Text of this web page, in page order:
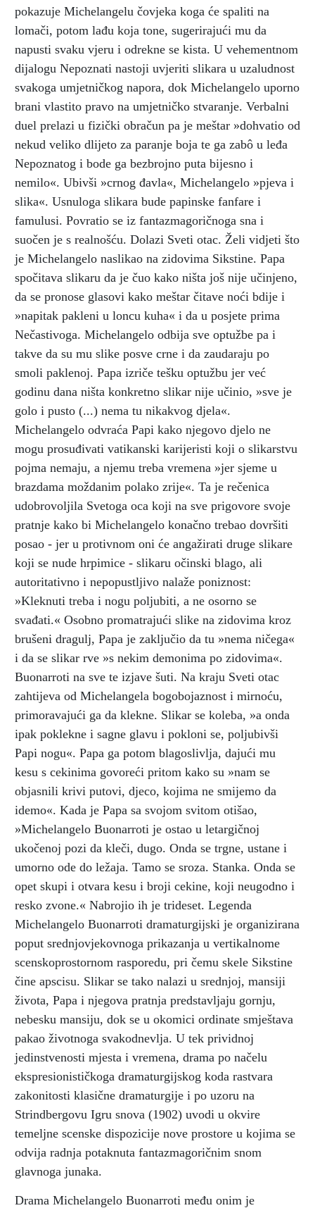
pokazuje Michelangelu čovjeka koga će spaliti na
lomači, potom lađu koja tone, sugerirajući mu da
napusti svaku vjeru i odrekne se kista. U vehementnom
dijalogu Nepoznati nastoji uvjeriti slikara u uzaludnost
svakoga umjetničkog napora, dok Michelangelo uporno
brani vlastito pravo na umjetničko stvaranje. Verbalni
duel prelazi u fizički obračun pa je meštar »dohvatio od
nekud veliko dlijeto za paranje boja te ga zabô u leđa
Nepoznatog i bode ga bezbrojno puta bijesno i
nemilo«. Ubivši »crnog đavla«, Michelangelo »pjeva i
slika«. Usnuloga slikara bude papinske fanfare i
famulusi. Povratio se iz fantazmagoričnoga sna i
suočen je s realnošću. Dolazi Sveti otac. Želi vidjeti što
je Michelangelo naslikao na zidovima Sikstine. Papa
spočitava slikaru da je čuo kako ništa još nije učinjeno,
da se pronose glasovi kako meštar čitave noći bdije i
»napitak pakleni u loncu kuha« i da u posjete prima
Nečastivoga. Michelangelo odbija sve optužbe pa i
takve da su mu slike posve crne i da zaudaraju po
smoli paklenoj. Papa izriče tešku optužbu jer već
godinu dana ništa konkretno slikar nije učinio, »sve je
golo i pusto (...) nema tu nikakvog djela«.
Michelangelo odvraća Papi kako njegovo djelo ne
mogu prosuđivati vatikanski karijeristi koji o slikarstvu
pojma nemaju, a njemu treba vremena »jer sjeme u
brazdama moždanim polako zrije«. Ta je rečenica
udobrovoljila Svetoga oca koji na sve prigovore svoje
pratnje kako bi Michelangelo konačno trebao dovršiti
posao - jer u protivnom oni će angažirati druge slikare
koji se nude hrpimice - slikaru očinski blago, ali
autoritativno i nepopustljivo nalaže poniznost:
»Kleknuti treba i nogu poljubiti, a ne osorno se
svađati.« Osobno promatrajući slike na zidovima kroz
brušeni dragulj, Papa je zaključio da tu »nema ničega«
i da se slikar rve »s nekim demonima po zidovima«.
Buonarroti na sve te izjave šuti. Na kraju Sveti otac
zahtijeva od Michelangela bogobojaznost i mirnoću,
primoravajući ga da klekne. Slikar se koleba, »a onda
ipak poklekne i sagne glavu i pokloni se, poljubivši
Papi nogu«. Papa ga potom blagoslivlja, dajući mu
kesu s cekinima govoreći pritom kako su »nam se
objasnili krivi putovi, djeco, kojima ne smijemo da
idemo«. Kada je Papa sa svojom svitom otišao,
»Michelangelo Buonarroti je ostao u letargičnoj
ukočenoj pozi da kleči, dugo. Onda se trgne, ustane i
umorno ode do ležaja. Tamo se sroza. Stanka. Onda se
opet skupi i otvara kesu i broji cekine, koji neugodno i
resko zvone.« Nabrojio ih je trideset. Legenda
Michelangelo Buonarroti dramaturgijski je organizirana
poput srednjovjekovnoga prikazanja u vertikalnome
scenskoprostornom rasporedu, pri čemu skele Sikstine
čine apscisu. Slikar se tako nalazi u srednjoj, mansiji
života, Papa i njegova pratnja predstavljaju gornju,
nebesku mansiju, dok se u okomici ordinate smještava
pakao životnoga svakodnevlja. U tek prividnoj
jedinstvenosti mjesta i vremena, drama po načelu
ekspresionističkoga dramaturgijskog koda rastvara
zakonitosti klasične dramaturgije i po uzoru na
Strindbergovu Igru snova (1902) uvodi u okvire
temeljne scenske dispozicije nove prostore u kojima se
odvija radnja potaknuta fantazmagoričnim snom
glavnoga junaka.
Drama Michelangelo Buonarroti među onim je